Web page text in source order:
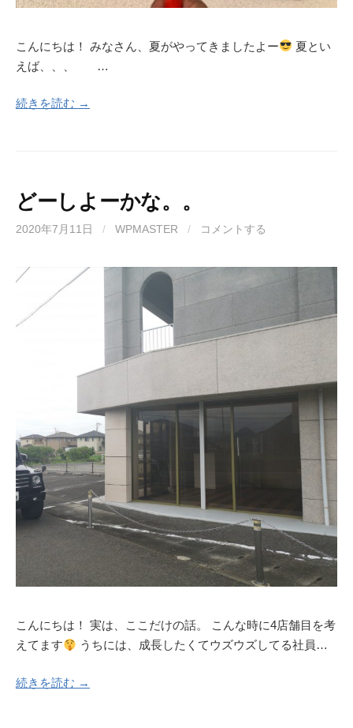
こんにちは！ みなさん、夏がやってきましたよー
夏とい
えば、、、 …
続きを読む →
どーしよーかな。。
2020年7月11日 / WPMASTER / コメントする
こんにちは！ 実は、ここだけの話。 こんな時に4店舗目を考
えてます
うちには、成長したくてウズウズしてる社員…
続きを読む →